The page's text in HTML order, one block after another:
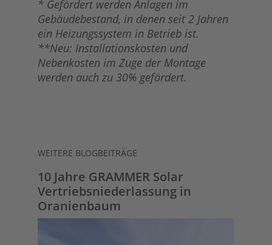
* Gefördert werden Anlagen im
Gebäudebestand, in denen seit 2 Jahren
ein Heizungssystem in Betrieb ist.
**Neu: Installationskosten und
Nebenkosten im Zuge der Montage
werden auch zu 30% gefördert.
WEITERE BLOGBEITRÄGE
10 Jahre GRAMMER Solar
Vertriebsniederlassung in
Oranienbaum